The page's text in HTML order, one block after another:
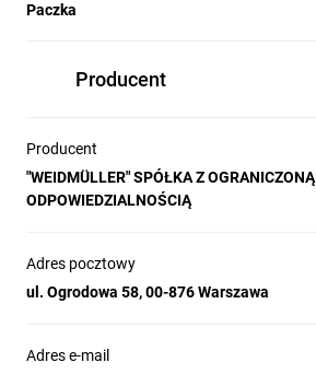
Paczka
Producent
Producent
"WEIDMÜLLER" SPÓŁKA Z OGRANICZONĄ
ODPOWIEDZIALNOŚCIĄ
Adres pocztowy
ul. Ogrodowa 58, 00-876 Warszawa
Adres e-mail